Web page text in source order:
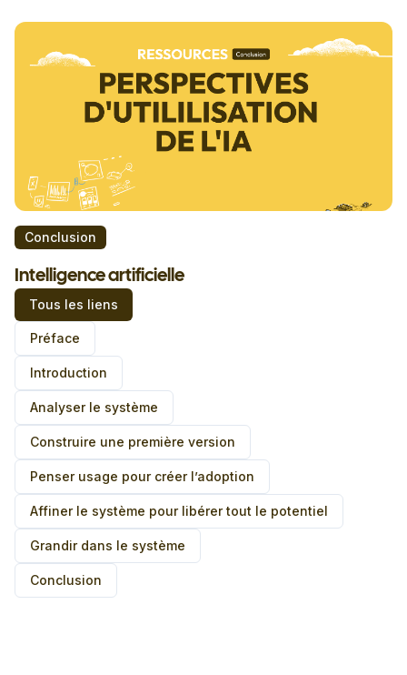
Tous les liens
Préface
Introduction
Analyser le système
Construire une première version
Penser usage pour créer l’adoption
Affiner le système pour libérer tout le potentiel
Grandir dans le système
Conclusion
Conclusion
Intelligence artificielle